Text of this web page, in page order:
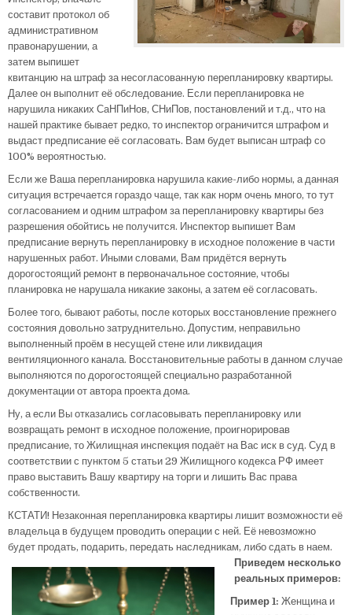
составит протокол об
административном
правонарушении, а
затем выпишет
квитанцию на штраф за несогласованную перепланировку квартиры.
Далее он выполнит её обследование. Если перепланировка не
нарушила никаких СаНПиНов, СНиПов, постановлений и т.д., что на
нашей практике бывает редко, то инспектор ограничится штрафом и
выдаст предписание её согласовать. Вам будет выписан штраф со
100% вероятностью.
Если же Ваша перепланировка нарушила какие-либо нормы, а данная
ситуация встречается гораздо чаще, так как норм очень много, то тут
согласованием и одним штрафом за перепланировку квартиры без
разрешения обойтись не получится. Инспектор выпишет Вам
предписание вернуть перепланировку в исходное положение в части
нарушенных работ. Иными словами, Вам придётся вернуть
дорогостоящий ремонт в первоначальное состояние, чтобы
планировка не нарушала никакие законы, а затем её согласовать.
Более того, бывают работы, после которых восстановление прежнего
состояния довольно затруднительно. Допустим, неправильно
выполненный проём в несущей стене или ликвидация
вентиляционного канала. Восстановительные работы в данном случае
выполняются по дорогостоящей специально разработанной
документации от автора проекта дома.
Ну, а если Вы отказались согласовывать перепланировку или
возвращать ремонт в исходное положение, проигнорировав
предписание, то Жилищная инспекция подаёт на Вас иск в суд. Суд в
соответствии с пунктом 5 статьи 29 Жилищного кодекса РФ имеет
право выставить Вашу квартиру на торги и лишить Вас права
собственности.
КСТАТИ! Незаконная перепланировка квартиры лишит возможности её
владельца в будущем проводить операции с ней. Её невозможно
будет продать, подарить, передать наследникам, либо сдать в наем.
Приведем несколько
реальных примеров:
Пример 1: Женщина и